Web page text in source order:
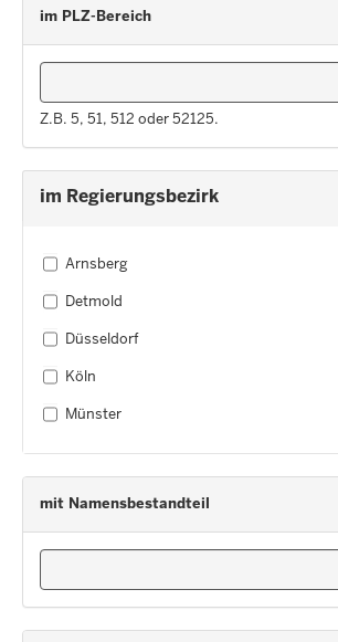
im PLZ-Bereich
Z.B. 5, 51, 512 oder 52125.
im Regierungsbezirk
Arnsberg
Detmold
Düsseldorf
Köln
Münster
mit Namensbestandteil